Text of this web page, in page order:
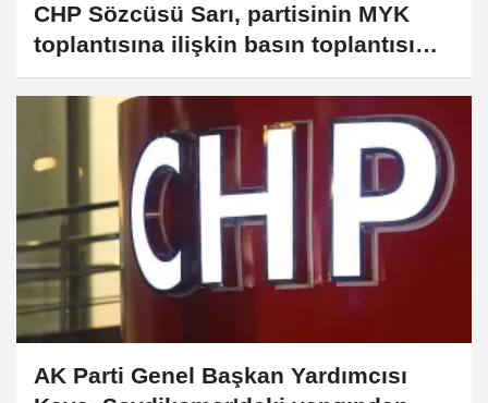
CHP Sözcüsü Sarı, partisinin MYK
toplantısına ilişkin basın toplantısı
düzenledi:
AK Parti Genel Başkan Yardımcısı